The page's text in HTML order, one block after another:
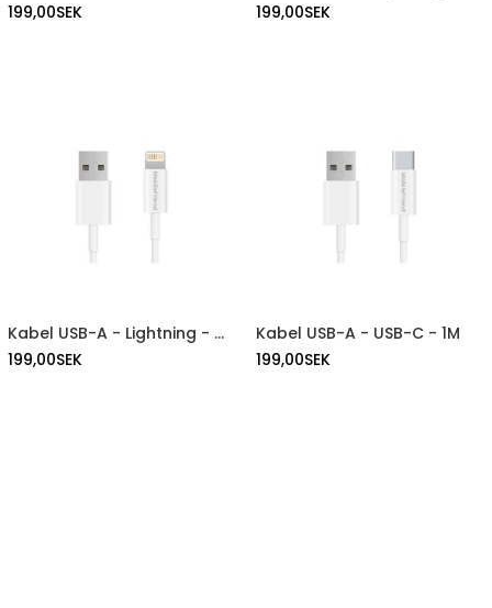
199,00SEK
199,00SEK
Kabel USB-A - Lightning - 1M
199,00SEK
Kabel USB-A - USB-C - 1M
199,00SEK